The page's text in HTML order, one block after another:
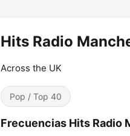
Hits Radio
Across the UK
Pop / Top 40
Frecuencias Hits Radio